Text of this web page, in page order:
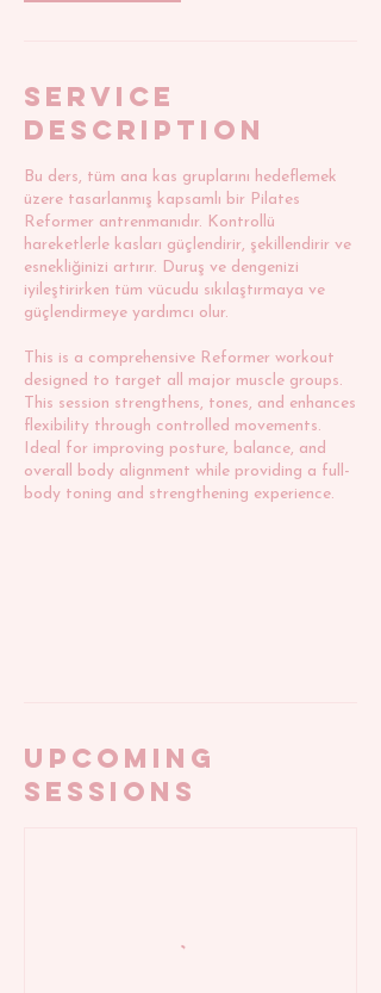
Service
Description
Bu ders, tüm ana kas gruplarını hedeflemek
üzere tasarlanmış kapsamlı bir Pilates
Reformer antrenmanıdır. Kontrollü
hareketlerle kasları güçlendirir, şekillendirir ve
esnekliğinizi artırır. Duruş ve dengenizi
iyileştirirken tüm vücudu sıkılaştırmaya ve
güçlendirmeye yardımcı olur.
This is a comprehensive Reformer workout
designed to target all major muscle groups.
This session strengthens, tones, and enhances
flexibility through controlled movements.
Ideal for improving posture, balance, and
overall body alignment while providing a full-
body toning and strengthening experience.
Upcoming
Sessions